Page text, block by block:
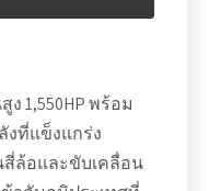
1,550HP พร้อม
งที่แข็งแกร่ง
ล้อและขับเคลื่อน